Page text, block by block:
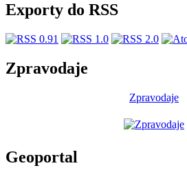
Exporty do RSS
Zpravodaje
Zpravodaje
Geoportal